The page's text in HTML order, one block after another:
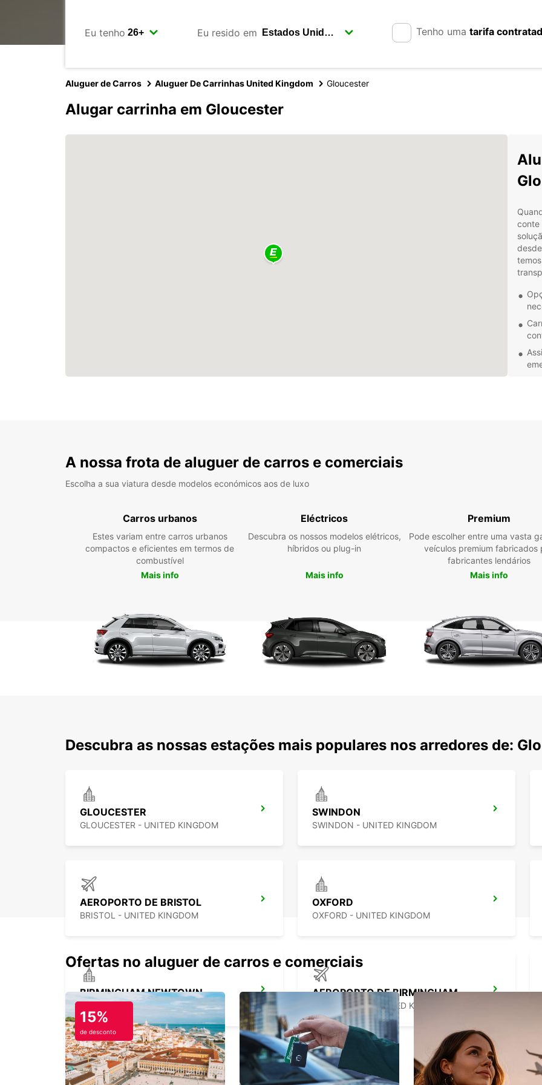
Eu tenho Eu resido em Tenho uma tarifa
Aluguer de Carros Aluguer De Carrinhas United Kingdom Gloucester
Alugar carrinha em Gloucester
conte
A nossa frota de aluguer de carros e comerciais
Escolha a sua viatura desde modelos económicos aos de luxo
Carros urbanos
Estes variam entre carros urbanos
compactos e eficientes em termos de
combustível
Mais info
Eléctricos
Descubra os nossos modelos elétricos,
híbridos ou plug-in
Mais info
Premium
Pode escolher entre uma vasta
veículos premium fabricados
fabricantes lendários
Mais info
Descubra as nossas estações mais populares nos arredores de:
GLOUCESTER
GLOUCESTER - UNITED KINGDOM
SWINDON
SWINDON - UNITED KINGDOM
AEROPORTO DE BRISTOL
BRISTOL - UNITED KINGDOM
OXFORD
OXFORD - UNITED KINGDOM
BIRMINGHAM NEWTOWN
BIRMINGHAM - UNITED KINGDOM
AEROPORTO DE BIRMINGHAM
BIRMINGHAM - UNITED KINGDOM
Ofertas no aluguer de carros e comerciais
15%
de desconto